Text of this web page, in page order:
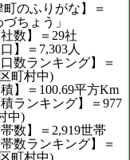
町のふりがな】＝
ちょう」
数】＝29社
】＝7,303人
数ランキング】＝
町村中)
】＝100.69平方Km
ランキング】＝977
中)
数】＝2,919世帯
数ランキング】＝
町村中)